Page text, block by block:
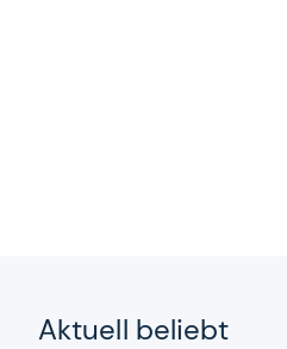
Aktu­ell beliebt